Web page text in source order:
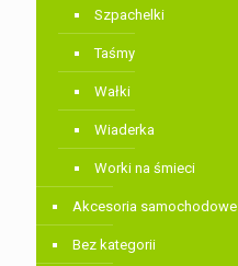
Szpachelki
Taśmy
Wałki
Wiaderka
Worki na śmieci
Akcesoria samochodowe
Bez kategorii